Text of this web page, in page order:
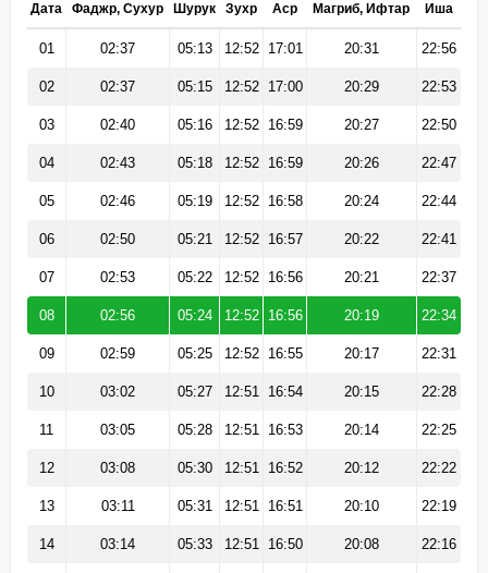
Дата Фаджр, Сухур Шурук Зухр Аср Магриб, Ифтар Иша
01 02:37 05:13 12:52 17:01 20:31 22:56
02 02:37 05:15 12:52 17:00 20:29 22:53
03 02:40 05:16 12:52 16:59 20:27 22:50
04 02:43 05:18 12:52 16:59 20:26 22:47
05 02:46 05:19 12:52 16:58 20:24 22:44
06 02:50 05:21 12:52 16:57 20:22 22:41
07 02:53 05:22 12:52 16:56 20:21 22:37
08 02:56 05:24 12:52 16:56 20:19 22:34
09 02:59 05:25 12:52 16:55 20:17 22:31
10 03:02 05:27 12:51 16:54 20:15 22:28
11 03:05 05:28 12:51 16:53 20:14 22:25
12 03:08 05:30 12:51 16:52 20:12 22:22
13 03:11 05:31 12:51 16:51 20:10 22:19
14 03:14 05:33 12:51 16:50 20:08 22:16